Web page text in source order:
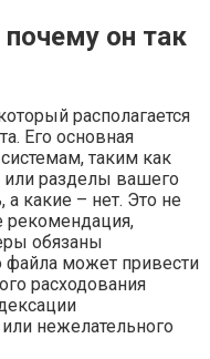
он так
располагается
Его основная
таким как
или разделы вашего
какие – нет. Это не
рекомендация,
обязаны
файла может привести
расходования
нежелательного